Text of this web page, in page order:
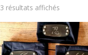
3 résultats affichés